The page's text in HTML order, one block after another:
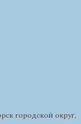
городской округ,